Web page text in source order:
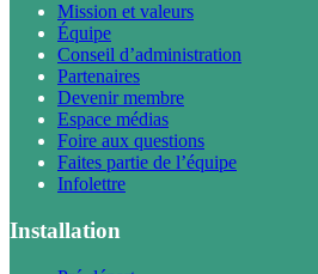
Mission et valeurs
Équipe
Conseil d’administration
Partenaires
Devenir membre
Espace médias
Foire aux questions
Faites partie de l’équipe
Infolettre
Installation